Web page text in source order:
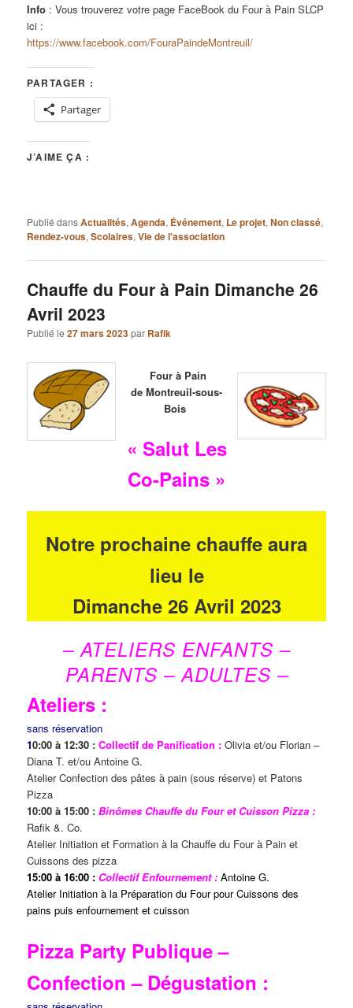
Info : Vous trouverez votre page FaceBook du Four à Pain SLCP
ici :
https://www.facebook.com/FouraPaindeMontreuil/
PARTAGER :
Partager
J’AIME ÇA :
Publié dansActualités,Agenda, Événement, Le projet,Non classé,
Rendez-vous,Scolaires,Vie de l'association
Chauffe du Four à Pain Dimanche 26
Avril 2023
Publié le27 mars 2023par Rafik
Four à Pain
de Montreuil-sous-
Bois
« Salut Les
Co-Pains »
Notre prochaine chauffe aura
lieu le
Dimanche 26 Avril 2023
– ATELIERS ENFANTS –
PARENTS – ADULTES –
Ateliers :
sans réservation
10:00 à 12:30 :Collectif de Panification : Olivia et/ou Florian –
Diana T. et/ou Antoine G.
Atelier Confection des pâtes à pain (sous réserve) et Patons
Pizza
10:00 à 15:00 :Binômes Chauffe du Four et Cuisson Pizza :
Rafik &. Co.
Atelier Initiation et Formation à la Chauffe du Four à Pain et
Cuissons des pizza
15:00 à 16:00 : Collectif Enfournement : Antoine G.
Atelier Initiation à la Préparation du Four pour Cuissons des
pains puis enfournement et cuisson
Pizza Party Publique –
Confection – Dégustation :